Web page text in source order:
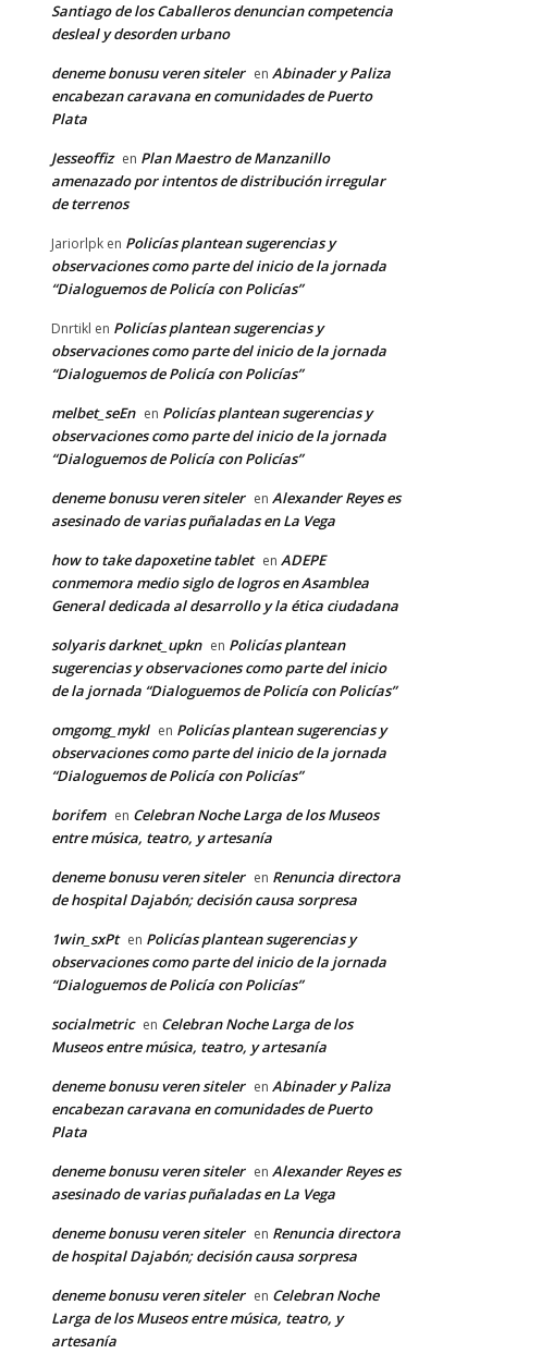
Nombre:*
Santiago de los Caballeros denuncian competencia
desleal y desorden urbano
deneme bonusu veren siteler en Abinader y Paliza
encabezan caravana en comunidades de Puerto
Plata
Jesseoffiz en Plan Maestro de Manzanillo
amenazado por intentos de distribución irregular
de terrenos
Jariorlpk en Policías plantean sugerencias y
observaciones como parte del inicio de la jornada
“Dialoguemos de Policía con Policías”
Dnrtikl en Policías plantean sugerencias y
observaciones como parte del inicio de la jornada
“Dialoguemos de Policía con Policías”
melbet_seEn en Policías plantean sugerencias y
observaciones como parte del inicio de la jornada
“Dialoguemos de Policía con Policías”
deneme bonusu veren siteler en Alexander Reyes es
asesinado de varias puñaladas en La Vega
how to take dapoxetine tablet en ADEPE
conmemora medio siglo de logros en Asamblea
General dedicada al desarrollo y la ética ciudadana
solyaris darknet_upkn en Policías plantean
sugerencias y observaciones como parte del inicio
de la jornada “Dialoguemos de Policía con Policías”
omgomg_mykl en Policías plantean sugerencias y
observaciones como parte del inicio de la jornada
“Dialoguemos de Policía con Policías”
borifem en Celebran Noche Larga de los Museos
entre música, teatro, y artesanía
deneme bonusu veren siteler en Renuncia directora
de hospital Dajabón; decisión causa sorpresa
1win_sxPt en Policías plantean sugerencias y
observaciones como parte del inicio de la jornada
“Dialoguemos de Policía con Policías”
socialmetric en Celebran Noche Larga de los
Museos entre música, teatro, y artesanía
deneme bonusu veren siteler en Abinader y Paliza
encabezan caravana en comunidades de Puerto
Plata
deneme bonusu veren siteler en Alexander Reyes es
asesinado de varias puñaladas en La Vega
deneme bonusu veren siteler en Renuncia directora
de hospital Dajabón; decisión causa sorpresa
deneme bonusu veren siteler en Celebran Noche
Larga de los Museos entre música, teatro, y
artesanía